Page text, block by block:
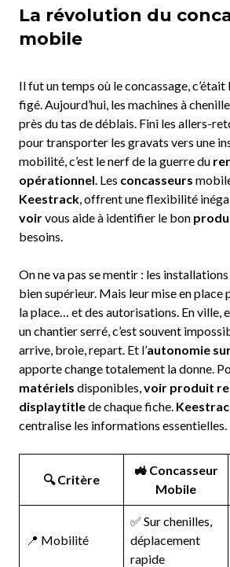
La révolution du
mobile
Il fut un temps où le concassage,
figé. Aujourd’hui, les machines à
près du tas de déblais. Fini les allers-
pour transporter les gravats vers une
mobilité, c’est le nerf de la guerre du
opérationnel. Les concasseurs
Keestrack, offrent une flexibilité
voirvous aide à identifier le bon
besoins.
On ne va pas se mentir : les
bien supérieur. Mais leur mise en place
la place… et des autorisations. En ville,
un chantier serré, c’est souvent
arrive, broie, repart. Et l’autonomie
apporte change totalement la donne.
matériels disponibles,voir produit
displaytitlede chaque fiche.
centralise les informations essentielles.
🔍 Critère
🚜 Concasseur
Mobile
📍 Mobilité
✅ Sur chenilles,
déplacement
rapide